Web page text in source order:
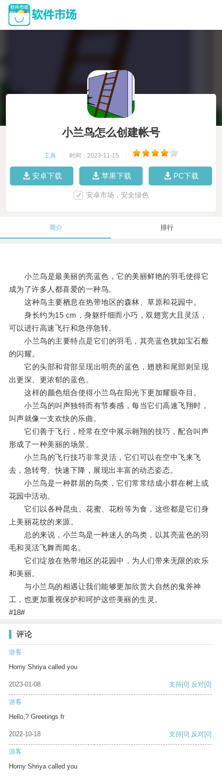
小兰鸟怎么创建帐号
工具 时间：2023-11-15
安卓下载 苹果下载 PC下载
安卓市场，安全绿色
简介 排行
小兰鸟是最美丽的亮蓝色，它的美丽鲜艳的羽毛使得它
成为了许多人都喜爱的一种鸟。
这种鸟主要栖息在热带地区的森林、草原和花园中。
身长约为15 cm，身躯纤细而小巧，双翅宽大且灵活，
可以进行高速飞行和急停急转。
小兰鸟的主要特点是它们的羽毛，其亮蓝色犹如宝石般
的闪耀。
它的头部和背部呈现出明亮的蓝色，翅膀和尾部则呈现
出更深、更浓郁的蓝色。
这样的颜色组合使得小兰鸟在阳光下更加耀眼夺目。
小兰鸟的叫声独特而有节奏感，每当它们高速飞翔时，
叫声就像一支欢快的乐曲。
它们善于飞行，经常在空中展示翱翔的技巧，配合叫声
形成了一种美丽的场景。
小兰鸟的飞行技巧非常灵活，它们可以在空中飞来飞
去，急转弯、快速下降，展现出丰富的动态姿态。
小兰鸟是一种群居的鸟类，它们常常结成小群在树上或
花园中活动。
它们以各种昆虫、花蜜、花粉等为食，这些都是它们身
上美丽花纹的来源。
总的来说，小兰鸟是一种迷人的鸟类，以其亮蓝色的羽
毛和灵活飞舞而闻名。
它们绽放在热带地区的花园中，为人们带来无限的欢乐
和美丽。
与小兰鸟的相遇让我们能够更加欣赏大自然的鬼斧神
工，也更加重视保护和呵护这些美丽的生灵。
#18#
评论
游客
Horny Shriya called you
2023-01-08 支持[0] 反对[0]
游客
Hello,? Greetings fr
2022-10-18 支持[0] 反对[0]
游客
Horny Shriya called you